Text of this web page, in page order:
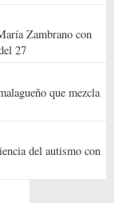
Zambrano con
27
que mezcla
del autismo con